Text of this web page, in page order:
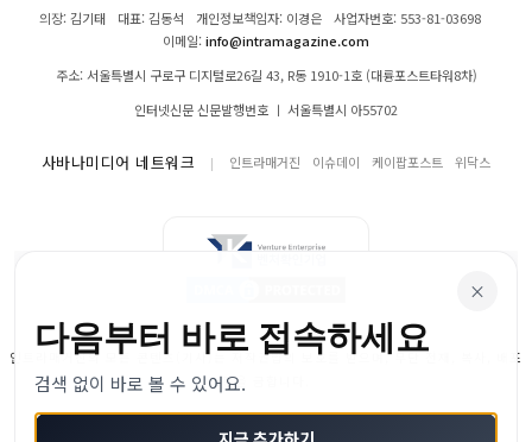
의장: 김기태 대표: 김동석 개인정보책임자: 이경은
사업자번호: 553-81-03698
이메일:info@intramagazine.com
주소: 서울특별시 구로구 디지털로26길 43, R동 1910-1호 (대륭포스트타워8차)
인터넷신문 신문발행번호 ㅣ 서울특별시 아55702
사바나미디어 네트워크 인트라매거진 이슈데이 케이팝포스트 위닥스
인트라매거진의 모든 콘텐츠(기사)는 저작권법의 보호를 받으며, 무단 전재, 복사, 배포
등을 금합니다.
© 2024–2026 인트라매거진. All Rights Reserved
×
다음부터 바로 접속하세요
검색 없이 바로 볼 수 있어요.